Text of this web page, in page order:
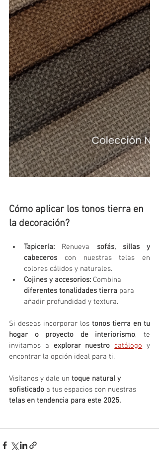
Cómo aplicar los tonos tierra en
la decoración?
Tapicería: Renueva sofás, sillas y
cabeceros con nuestras telas en
colores cálidos y naturales.
Cojines y accesorios: Combina
diferentes tonalidades tierra para
añadir profundidad y textura.
Si deseas incorporar los tonos tierra en tu
hogar o proyecto de interiorismo, te
invitamos a explorar nuestro catálogo y
encontrar la opción ideal para ti.
Visítanos y dale un toque natural y
sofisticado a tus espacios con nuestras
telas en tendencia para este 2025.